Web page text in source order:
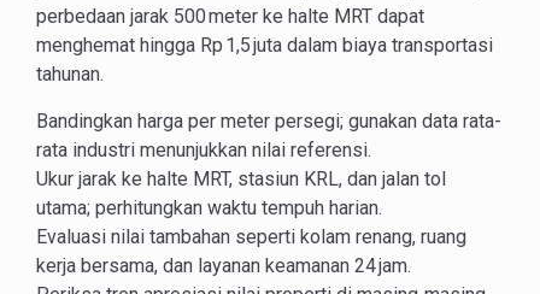
perbedaan jarak 500 meter ke halte MRT dapat
menghemat hingga Rp 1,5 juta dalam biaya transportasi
tahunan.
Bandingkan harga per meter persegi; gunakan data rata-
rata industri menunjukkan nilai referensi.
Ukur jarak ke halte MRT, stasiun KRL, dan jalan tol
utama; perhitungkan waktu tempuh harian.
Evaluasi nilai tambahan seperti kolam renang, ruang
kerja bersama, dan layanan keamanan 24 jam.